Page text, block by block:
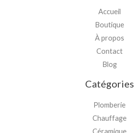
Accueil
Boutique
À propos
Contact
Blog
Catégories
Plomberie
Chauffage
Céramique